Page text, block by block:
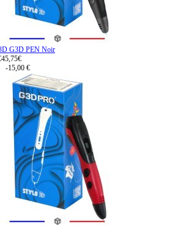
G3D PEN Noir
45,75€
-15,00 €